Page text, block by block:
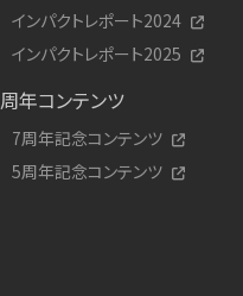
インパクトレポート2024
インパクトレポート2025
周年コンテンツ
7周年記念コンテンツ
5周年記念コンテンツ